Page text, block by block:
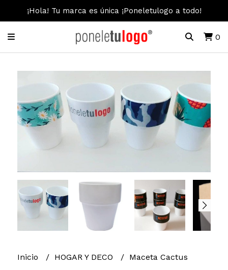
¡Hola! Tu marca es única ¡Poneletulogo a todo!
0
Inicio HOGAR Y DECO Maceta Cactus